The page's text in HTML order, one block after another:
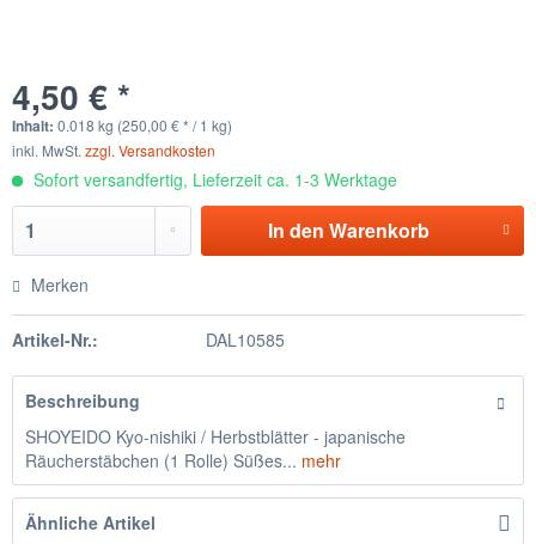
4,50 € *
Inhalt: 0.018 kg (250,00 € * / 1 kg)
inkl. MwSt. zzgl. Versandkosten
Sofort versandfertig, Lieferzeit ca. 1-3 Werktage
In den Warenkorb
Merken
Artikel-Nr.: DAL10585
Beschreibung
SHOYEIDO Kyo-nishiki / Herbstblätter - japanische
Räucherstäbchen (1 Rolle) Süßes... mehr
Ähnliche Artikel